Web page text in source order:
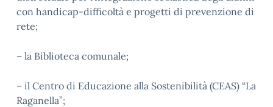
con handicap-difficoltà e progetti di prevenzione di
rete;
– la Biblioteca comunale;
– il Centro di Educazione alla Sostenibilità (CEAS) “La
Raganella”;